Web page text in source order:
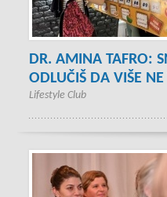
DR. AMINA TAFRO:
ODLUČIŠ DA VIŠE
Lifestyle Club